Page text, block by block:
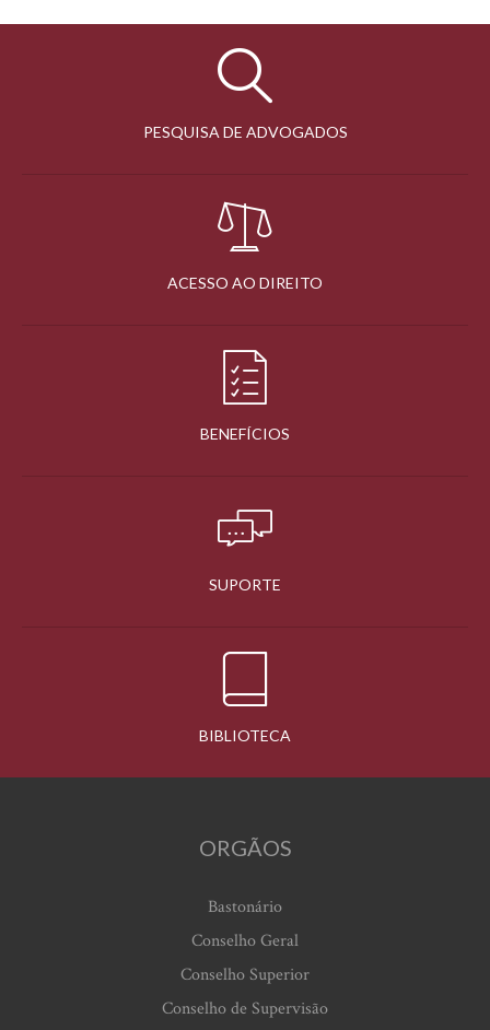
PESQUISA DE ADVOGADOS
ACESSO AO DIREITO
BENEFÍCIOS
SUPORTE
BIBLIOTECA
ORGÃOS
Bastonário
Conselho Geral
Conselho Superior
Conselho de Supervisão